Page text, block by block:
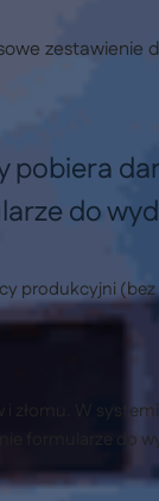
zestawienie
do
produkcyjni
złomu. W
formularze do